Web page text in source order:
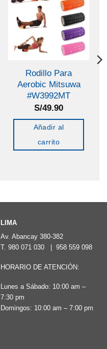
Rodillo Para
Aerobic Mitsuwa
#W3992MT
S/49.90
Añadir al
carrito
LIMA
Av. Abancay 380-382
T. 980 071 030 958 559 098
HORARIO DE ATENCIÓN:
Lunes a Sábado: 10:00 am –
7:30 pm
Domingos: 10:00 am – 7:00 pm